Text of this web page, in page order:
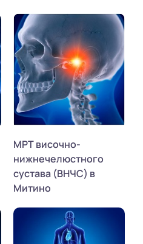
МРТ височно-
нижнечелюстного
сустава (ВНЧС) в
Митино